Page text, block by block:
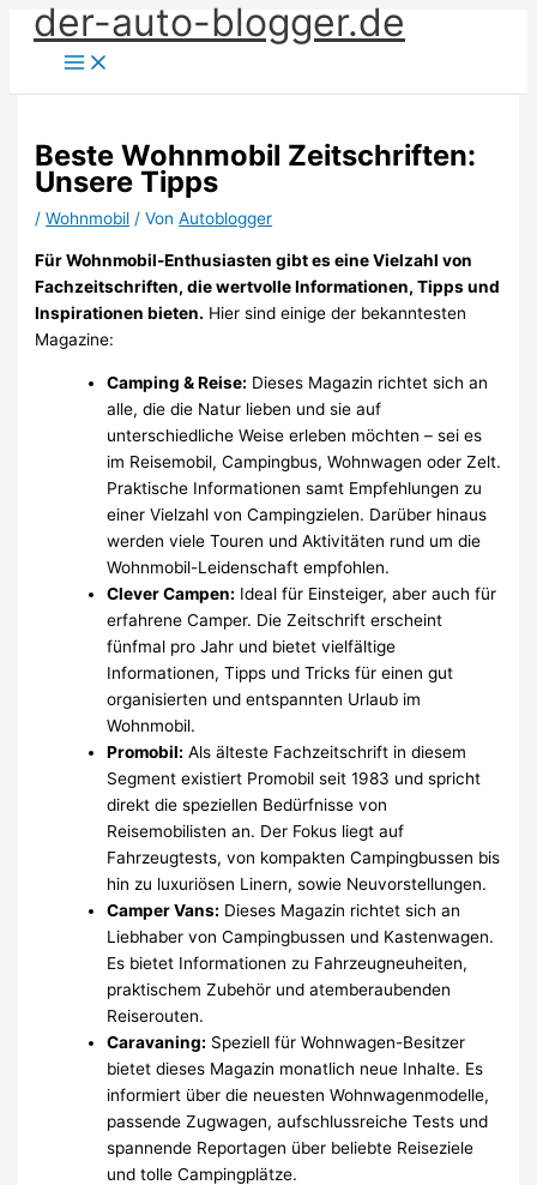
Zum
Inhalt
springen
der-auto-blogger.de
Beste Wohnmobil Zeitschriften:
Unsere Tipps
/Wohnmobil / VonAutoblogger
Für Wohnmobil-Enthusiasten gibt es eine Vielzahl von
Fachzeitschriften, die wertvolle Informationen, Tipps und
Inspirationen bieten. Hier sind einige der bekanntesten
Magazine:
Camping & Reise: Dieses Magazin richtet sich an
alle, die die Natur lieben und sie auf
unterschiedliche Weise erleben möchten – sei es
im Reisemobil, Campingbus, Wohnwagen oder Zelt.
Praktische Informationen samt Empfehlungen zu
einer Vielzahl von Campingzielen. Darüber hinaus
werden viele Touren und Aktivitäten rund um die
Wohnmobil-Leidenschaft empfohlen.
Clever Campen: Ideal für Einsteiger, aber auch für
erfahrene Camper. Die Zeitschrift erscheint
fünfmal pro Jahr und bietet vielfältige
Informationen, Tipps und Tricks für einen gut
organisierten und entspannten Urlaub im
Wohnmobil.
Promobil: Als älteste Fachzeitschrift in diesem
Segment existiert Promobil seit 1983 und spricht
direkt die speziellen Bedürfnisse von
Reisemobilisten an. Der Fokus liegt auf
Fahrzeugtests, von kompakten Campingbussen bis
hin zu luxuriösen Linern, sowie Neuvorstellungen.
Camper Vans: Dieses Magazin richtet sich an
Liebhaber von Campingbussen und Kastenwagen.
Es bietet Informationen zu Fahrzeugneuheiten,
praktischem Zubehör und atemberaubenden
Reiserouten.
Caravaning: Speziell für Wohnwagen-Besitzer
bietet dieses Magazin monatlich neue Inhalte. Es
informiert über die neuesten Wohnwagenmodelle,
passende Zugwagen, aufschlussreiche Tests und
spannende Reportagen über beliebte Reiseziele
und tolle Campingplätze.